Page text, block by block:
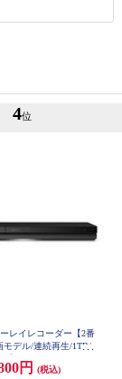
4位
レイレコーダー【2番
モデル/連続再生/1TB/
円
(税込)